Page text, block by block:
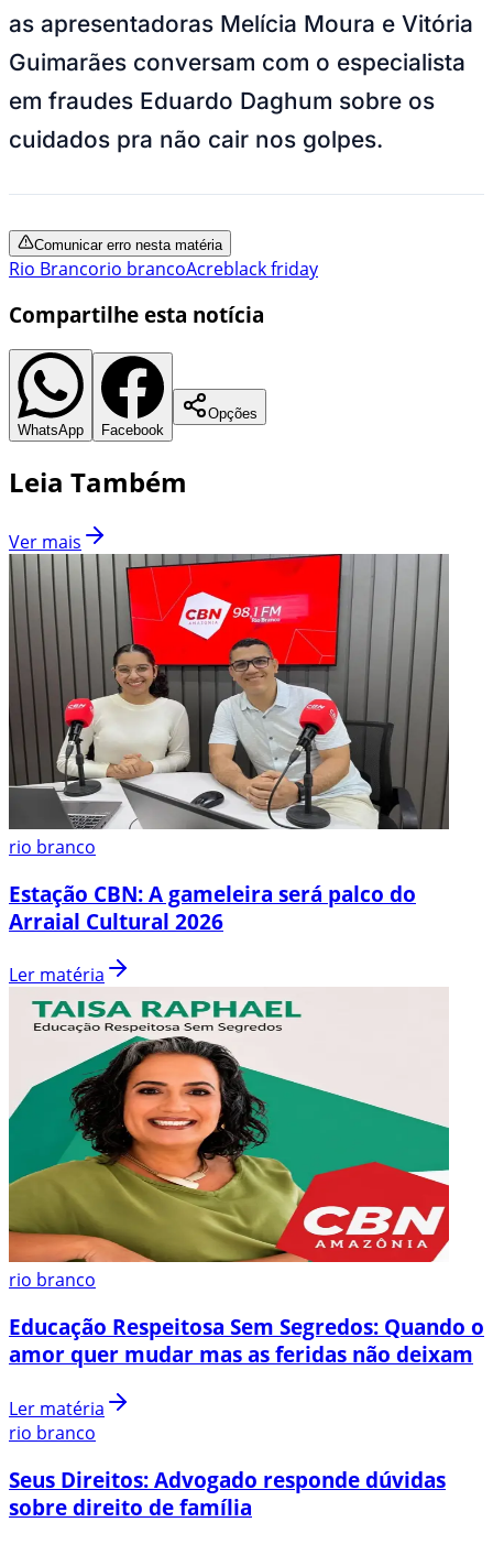
as apresentadoras Melícia Moura e Vitória
Guimarães conversam com o especialista
em fraudes Eduardo Daghum sobre os
cuidados pra não cair nos golpes.
Comunicar erro nesta matéria
Rio Brancorio brancoAcreblack friday
Compartilhe esta notícia
WhatsApp Facebook
Opções
Leia Também
Ver mais
rio branco
Estação CBN: A gameleira será palco do
Arraial Cultural 2026
Ler matéria
rio branco
Educação Respeitosa Sem Segredos: Quando o
amor quer mudar mas as feridas não deixam
Ler matéria
rio branco
Seus Direitos: Advogado responde dúvidas
sobre direito de família